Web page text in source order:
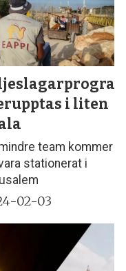
i liten
team kommer
stationerat i
02-03